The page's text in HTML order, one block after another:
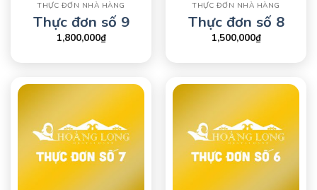
THỰC ĐƠN NHÀ HÀNG
Thực đơn số 9
1,800,000₫
THỰC ĐƠN NHÀ HÀNG
Thực đơn số 8
1,500,000₫